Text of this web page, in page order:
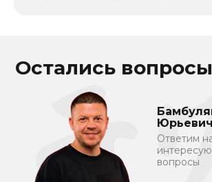
Остались вопросы
Юрьевич
Ответим
вопросы